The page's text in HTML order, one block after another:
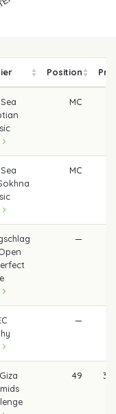
Position
MC
MC
—
—
49